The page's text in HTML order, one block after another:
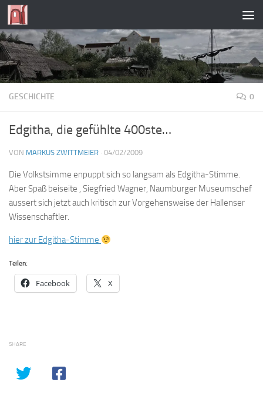
Zum Inhalt springen
GESCHICHTE 0
Edgitha, die gefühlte 400ste…
VON MARKUS ZWITTMEIER · 04/02/2009
Die Volkstsimme enpuppt sich so langsam als Edgitha-Stimme.
Aber Spaß beiseite , Siegfried Wagner, Naumburger Museumschef
äussert sich jetzt auch kritisch zur Vorgehensweise der Hallenser
Wissenschaftler.
hier zur Edgitha-Stimme
Teilen:
Facebook X
SHARE